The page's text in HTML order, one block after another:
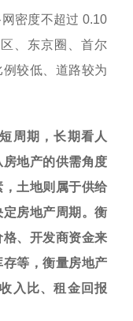
密度不超过 0.10
、东京圈、首尔
较低、道路较为
周期，长期看人
地产的供需角度
土地则属于供给
房地产周期。衡
、开发商资金来
等，衡量房地产
入比、租金回报